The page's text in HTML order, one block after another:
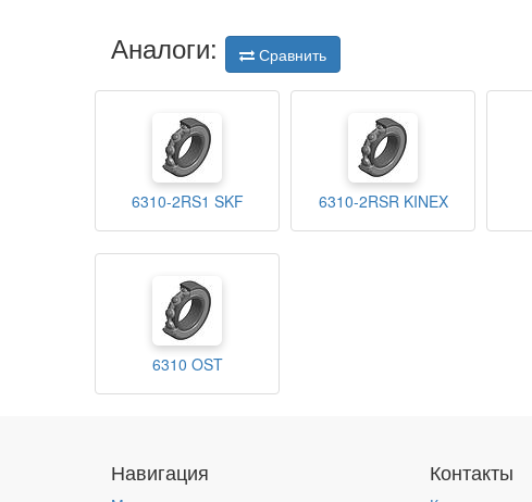
Аналоги: Сравнить
6310-2RS1 SKF 6310-2RSR KINEX
6310 OST
Навигация Контакты